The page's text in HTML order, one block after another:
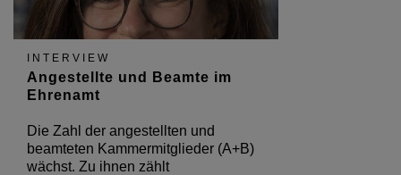
INTERVIEW
Angestellte und Beamte im
Ehrenamt
Die Zahl der angestellten und
beamteten Kammermitglieder (A+B)
wächst. Zu ihnen zählt